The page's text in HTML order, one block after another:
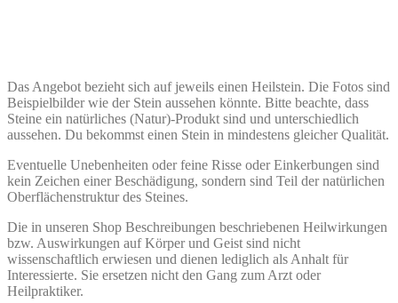
Das Angebot bezieht sich auf jeweils einen Heilstein. Die Fotos sind
Beispielbilder wie der Stein aussehen könnte. Bitte beachte, dass
Steine ein natürliches (Natur)-Produkt sind und unterschiedlich
aussehen. Du bekommst einen Stein in mindestens gleicher Qualität.
Eventuelle Unebenheiten oder feine Risse oder Einkerbungen sind
kein Zeichen einer Beschädigung, sondern sind Teil der natürlichen
Oberflächenstruktur des Steines.
Die in unseren Shop Beschreibungen beschriebenen Heilwirkungen
bzw. Auswirkungen auf Körper und Geist sind nicht
wissenschaftlich erwiesen und dienen lediglich als Anhalt für
Interessierte. Sie ersetzen nicht den Gang zum Arzt oder
Heilpraktiker.